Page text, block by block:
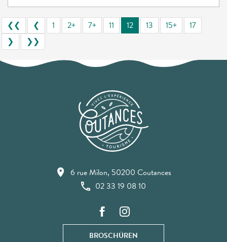
❮❮ ❮ 1 2+ 7+ 11 12 13 15+
17
❯
❯❯
6 rue Milon, 50200 Coutances
02 33 19 08 10
BROSCHÜREN